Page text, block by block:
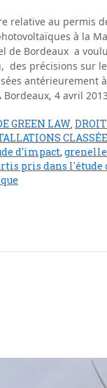
relative au permis
à la
de Bordeaux a
des précisions sur
antérieurement
4 avril
GREEN LAW
d'impact, grenelle
pris dans l'étude